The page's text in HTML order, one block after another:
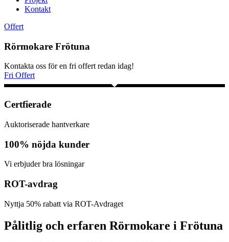
Kontakt
Offert
Rörmokare Frötuna
Kontakta oss för en fri offert redan idag!
Fri Offert
Certfierade
Auktoriserade hantverkare
100% nöjda kunder
Vi erbjuder bra lösningar
ROT-avdrag
Nyttja 50% rabatt via ROT-Avdraget
Pålitlig och erfaren Rörmokare i Frötuna